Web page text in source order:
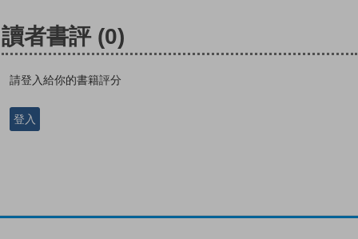
讀者書評 (0)
請登入給你的書籍評分
登入